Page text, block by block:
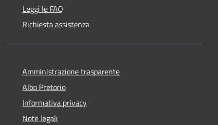
Leggi le FAQ
Richiesta assistenza
Amministrazione trasparente
Albo Pretorio
Informativa privacy
Note legali